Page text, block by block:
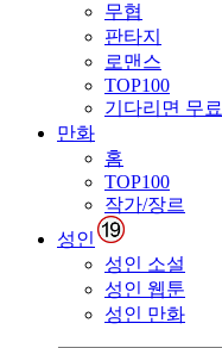
무협
판타지
로맨스
TOP100
기다리면 무료
만화
홈
TOP100
작가/장르
성인
성인 소설
성인 웹툰
성인 만화